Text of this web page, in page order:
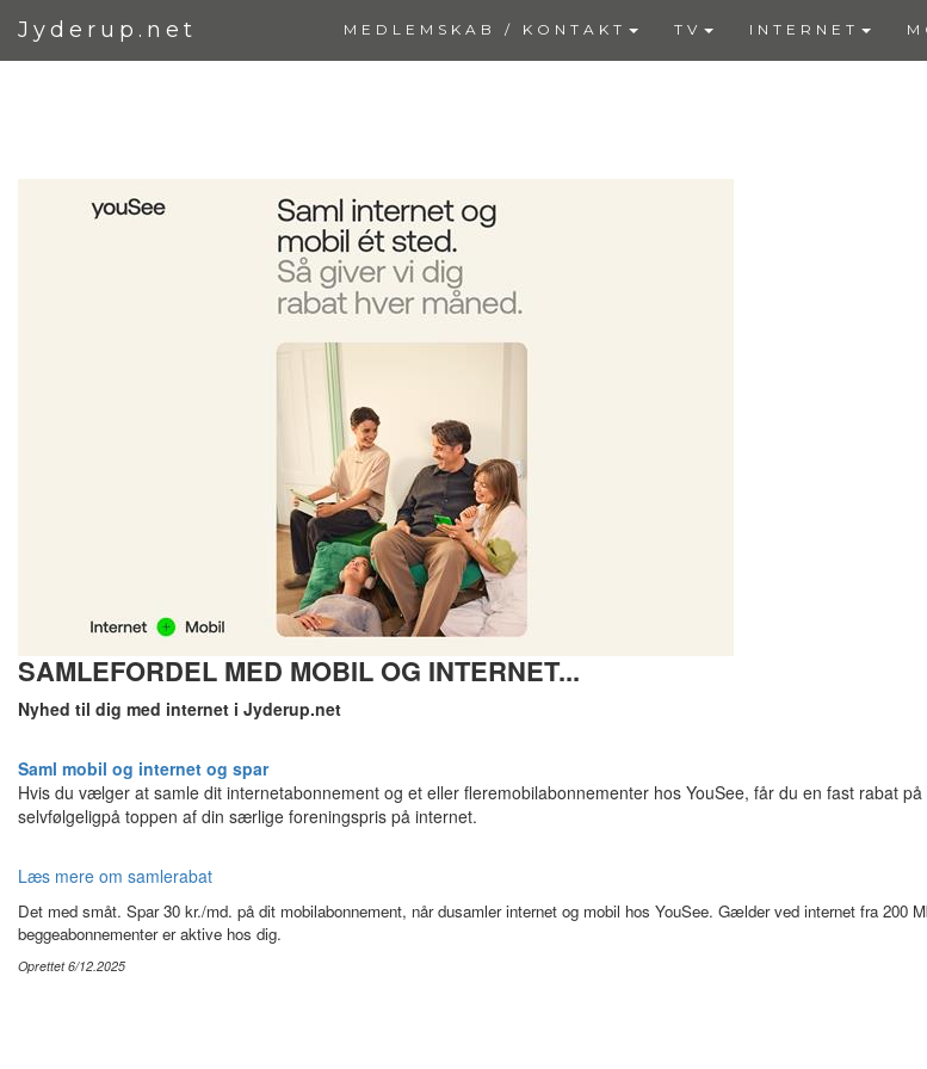
Jyderup.net MEDLEMSKAB / KONTAKT TV INTERNET
SAMLEFORDEL MED MOBIL OG INTERNET...
Nyhed til dig med internet i Jyderup.net
Saml mobil og internet og spar
Hvis du vælger at samle dit internetabonnement og et eller fleremobilabonnementer hos YouSee, får du en fast rabat
selvfølgeligpå toppen af din særlige foreningspris på internet.
Læs mere om samlerabat
Det med småt. Spar 30 kr./md. på dit mobilabonnement, når dusamler internet og mobil hos YouSee. Gælder ved internet fra
beggeabonnementer er aktive hos dig.
Oprettet 6/12.2025